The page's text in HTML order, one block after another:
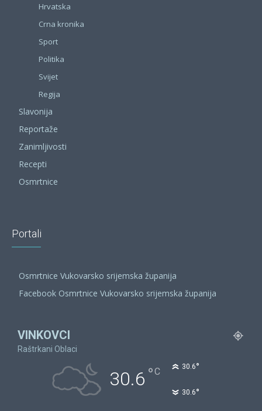
Hrvatska
Crna kronika
Sport
Politika
Svijet
Regija
Slavonija
Reportaže
Zanimljivosti
Recepti
Osmrtnice
Portali
Osmrtnice Vukovarsko srijemska županija
Facebook Osmrtnice Vukovarsko srijemska županija
VINKOVCI
Raštrkani Oblaci
30.6 °C 30.6°
30.6°